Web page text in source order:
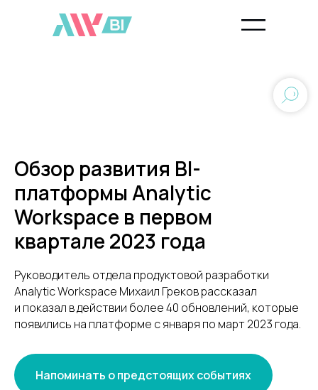
Обзор развития BI-
платформы Analytic
Workspace в первом
квартале 2023 года
Руководитель отдела продуктовой разработки
Analytic Workspace Михаил Греков рассказал
и показал в действии более 40 обновлений, которые
появились на платформе с января по март 2023 года.
Напоминать о предстоящих событиях